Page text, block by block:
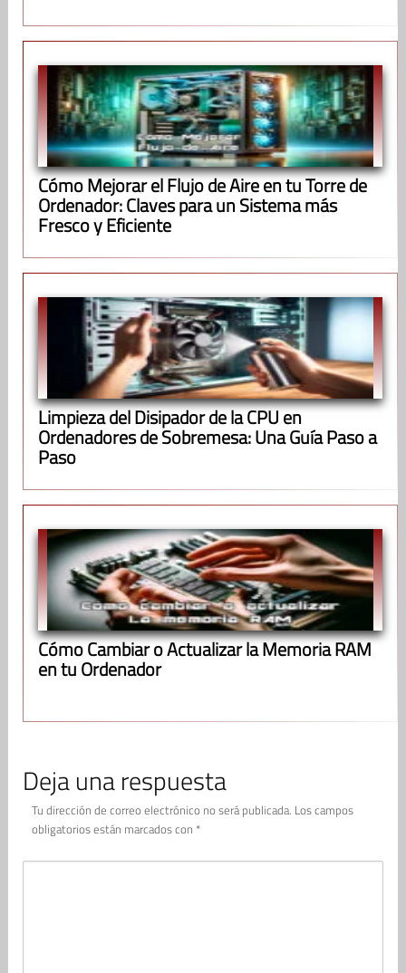
Cómo Mejorar el Flujo de Aire en tu Torre de
Ordenador: Claves para un Sistema más
Fresco y Eficiente
Limpieza del Disipador de la CPU en
Ordenadores de Sobremesa: Una Guía Paso a
Paso
Cómo Cambiar o Actualizar la Memoria RAM
en tu Ordenador
Deja una respuesta
Tu dirección de correo electrónico no será publicada. Los campos
obligatorios están marcados con *